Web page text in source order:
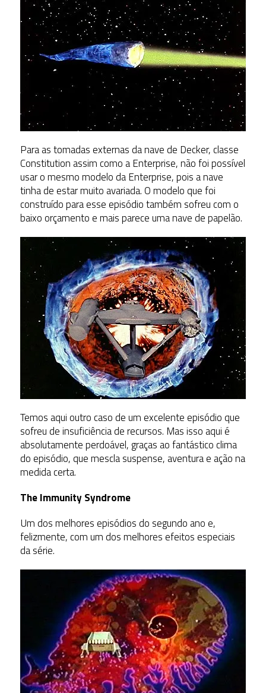
Para as tomadas externas da nave de Decker, classe
Constitution assim como a Enterprise, não foi possível
usar o mesmo modelo da Enterprise, pois a nave
tinha de estar muito avariada. O modelo que foi
construído para esse episódio também sofreu com o
baixo orçamento e mais parece uma nave de papelão.
Temos aqui outro caso de um excelente episódio que
sofreu de insuficiência de recursos. Mas isso aqui é
absolutamente perdoável, graças ao fantástico clima
do episódio, que mescla suspense, aventura e ação na
medida certa.
The Immunity Syndrome
Um dos melhores episódios do segundo ano e,
felizmente, com um dos melhores efeitos especiais
da série.